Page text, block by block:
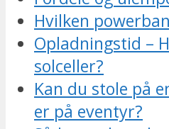
Hvilken
Opladningstid –
solceller?
Kan du stole på
er på eventyr?